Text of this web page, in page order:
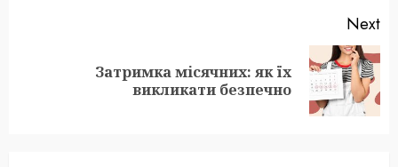
Next
Затримка місячних: як їх
викликати безпечно